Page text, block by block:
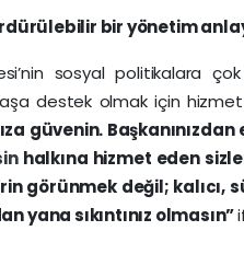
bir yönetim
sosyal politikalara
destek olmak için
güvenin.
halkına hizmet eden
görünmek değil; kalıcı,
yana sıkıntınız olmasın”